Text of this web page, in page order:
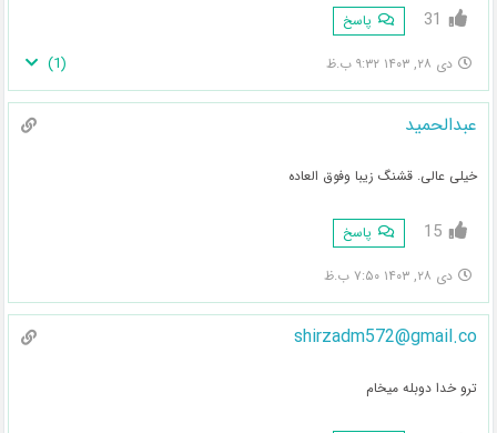
31 پاسخ
دی ۲۸, ۱۴۰۳ ۹:۳۲ ب.ظ (
1
)
عبدالحمید
خیلی عالی. قشنگ زیبا وفوق العاده
15 پاسخ
دی ۲۸, ۱۴۰۳ ۷:۵۰ ب.ظ
shirzadm572@gmail.co
ترو خدا دوبله میخام